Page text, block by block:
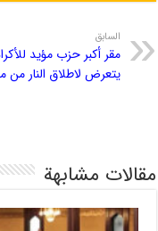
السابق
مقر أكبر حزب مؤيد
يتعرض لاطلاق النار من
مقالات مشابهة